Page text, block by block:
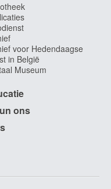
voor Hedendaagse
in België
Museum
ons